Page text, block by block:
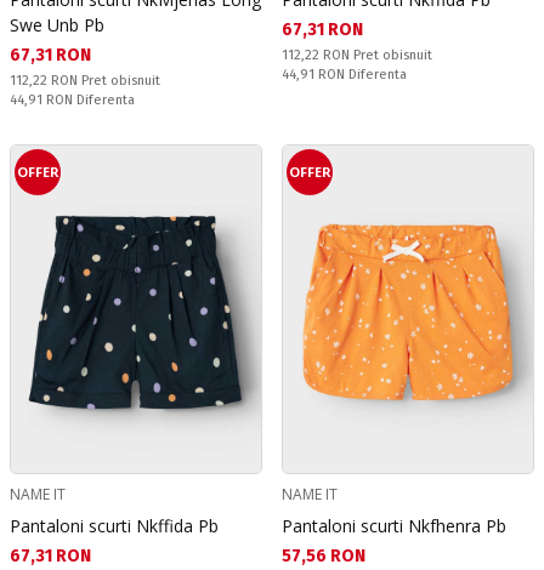
Swe Unb Pb
Текуща цена:
67,31 RON
Pret obisnuit:
112,22 RON Pret obisnuit
Спестявате:
44,91 RON Diferenta
Текуща цена:
67,31 RON
Pret obisnuit:
112,22 RON Pret obisnuit
Спестявате:
44,91 RON Diferenta
OFFER
NAME IT
Pantaloni scurti Nkffida Pb
Текуща цена:
67,31 RON
OFFER
NAME IT
Pantaloni scurti Nkfhenra Pb
Текуща цена:
57,56 RON